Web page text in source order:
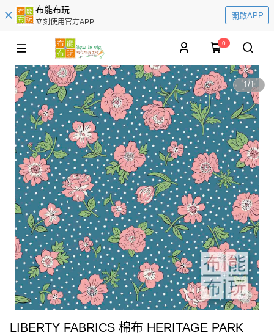
布能布玩
立刻使用官方APP
開啟APP
0
1/1
LIBERTY FABRICS 棉布 HERITAGE PARK